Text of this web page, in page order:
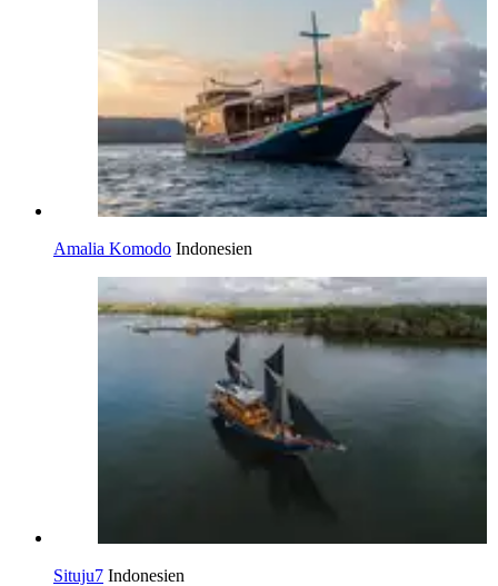
Amalia Komodo Indonesien
Situju7 Indonesien